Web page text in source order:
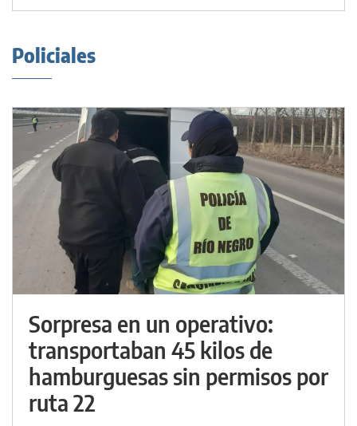
Policiales
Sorpresa en un operativo:
transportaban 45 kilos de
hamburguesas sin permisos por
ruta 22